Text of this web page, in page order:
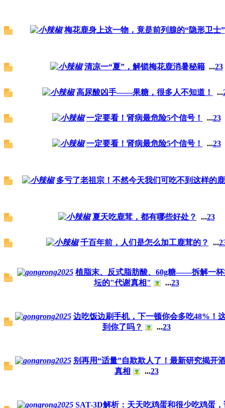
梅花鹿身上这一物，竟是前列腺的“隐形卫士”
清凉一“夏”，解锁梅花鹿消暑秘籍 ...23
高尿酸凶手——果糖，很多人不知道！ ...
一定要看！肾病最危险5个信号！ ...23
一定要看！肾病最危险5个信号！ ...23
多亏了老祖宗！不然今天我们可吃不到这样的
夏天吃鹿茸，都有哪些好处？ ...23
千百年前，人们是怎么加工鹿茸的？ ...2
植脂末、反式脂肪酸、60g糖——拆解一杯
坛的"代谢真相"
...23
边吃饭边刷手机，下一顿你会多吃48%！
到你了吗？
...23
别再用“适量”自欺欺人了！最新研究揭开
真相
...23
SAT-3D解析：天天吃鸡蛋和很少吃鸡蛋